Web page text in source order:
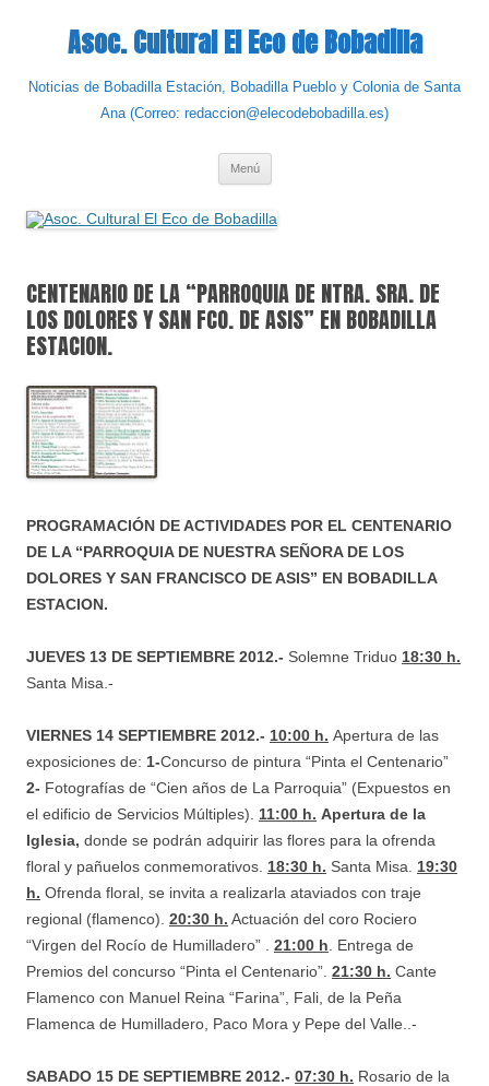
contenidoAsoc. Cultural El Eco de Bobadilla
Noticias de Bobadilla Estación, Bobadilla Pueblo y Colonia de Santa
Ana (Correo: redaccion@elecodebobadilla.es)
Menú
CENTENARIO DE LA “PARROQUIA DE NTRA. SRA. DE
LOS DOLORES Y SAN FCO. DE ASIS” EN BOBADILLA
ESTACION.
PROGRAMACIÓN DE ACTIVIDADES POR EL CENTENARIO
DE LA “PARROQUIA DE NUESTRA SEÑORA DE LOS
DOLORES Y SAN FRANCISCO DE ASIS” EN BOBADILLA
ESTACION.
JUEVES 13 DE SEPTIEMBRE 2012.- Solemne Triduo 18:30 h.
Santa Misa.-
VIERNES 14 SEPTIEMBRE 2012.- 10:00 h. Apertura de las
exposiciones de: 1-Concurso de pintura “Pinta el Centenario”
2- Fotografías de “Cien años de La Parroquia” (Expuestos en
el edificio de Servicios Múltiples). 11:00 h. Apertura de la
Iglesia, donde se podrán adquirir las flores para la ofrenda
floral y pañuelos conmemorativos. 18:30 h. Santa Misa. 19:30
h. Ofrenda floral, se invita a realizarla ataviados con traje
regional (flamenco). 20:30 h. Actuación del coro Rociero
“Virgen del Rocío de Humilladero” . 21:00 h . Entrega de
Premios del concurso “Pinta el Centenario”. 21:30 h. Cante
Flamenco con Manuel Reina “Farina”, Fali, de la Peña
Flamenca de Humilladero, Paco Mora y Pepe del Valle..-
SABADO 15 DE SEPTIEMBRE 2012.- 07:30 h. Rosario de la